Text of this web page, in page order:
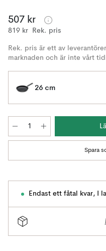
507 kr
819 kr Rek. pris
Rek. pris är ett av
marknaden och är inte vårt
26 cm
Spara
Endast ett fåtal kvar, I